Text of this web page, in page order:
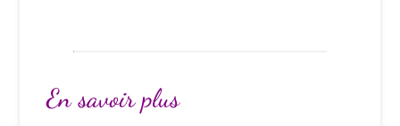
En savoir plus